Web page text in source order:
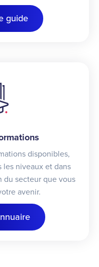
guide
disponibles,
les niveaux et dans
du secteur que vous
avenir.